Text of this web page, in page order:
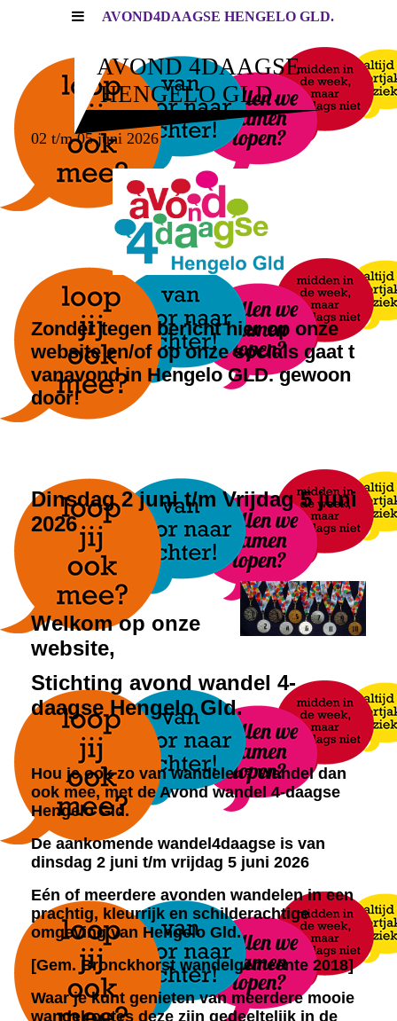
AVOND4DAAGSE HENGELO GLD.
AVOND 4DAAGSE
HENGELO GLD.
02 t/m 05 juni 2026
Zonder tegen bericht hier op onze
website en/of op onze socials gaat t
vanavond in Hengelo GLD. gewoon
door!
Dinsdag 2 juni t/m Vrijdag 5 juni
2026
Welkom op onze
website,
Stichting avond wandel 4-
daagse Hengelo Gld.
Hou je ook zo van wandelen? Wandel dan
ook mee, met de Avond wandel 4-daagse
Hengelo Gld.
De aankomende wandel4daagse is van
dinsdag 2 juni t/m vrijdag 5 juni 2026
Eén of meerdere avonden wandelen in een
prachtig, kleurrijk en schilderachtige
omgeving van Hengelo Gld.
[Gem. Bronckhorst wandelgemeente 2018]
Waar je kunt genieten van meerdere mooie
wandelroutes deze zijn gedeeltelijk in de